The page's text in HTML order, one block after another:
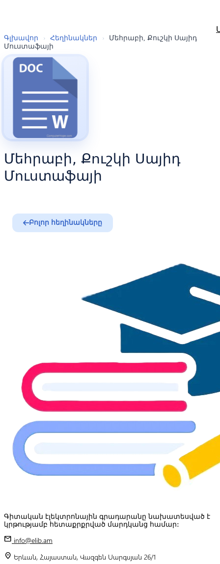
Գլխավոր › Հեղինակներ ›
Մեհրաբի, Քուշկի Սայիդ
Մուստաֆայի
Մեհրաբի, Քուշկի Սայիդ
Մուստաֆայի
Բոլոր հեղինակները
Գիտական էլեկտրոնային գրադարանը նախատեսված է
կրթությամբ հետաքրքրված մարդկանց համար:
mail info@elib.am
location_on Երևան, Հայաստան, Վազգեն Սարգսյան 26/1